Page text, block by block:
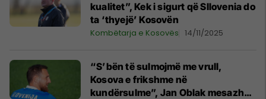
kualitet”, Kek i sigurt që Sllovenia do
ta ‘thyejë’ Kosovën
Kombëtarja e Kosovës 14/11/2025
“S’bën të sulmojmë me vrull,
Kosova e frikshme në
kundërsulme”, Jan Oblak mesazh